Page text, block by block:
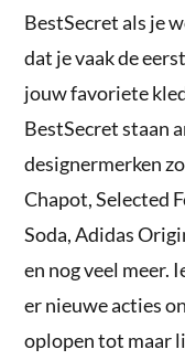
BestSecret als je
dat je vaak de
jouw favoriete
BestSecret staan
designermerken
Chapot, Selected
Soda, Adidas
en nog veel meer.
er nieuwe acties
oplopen tot maar